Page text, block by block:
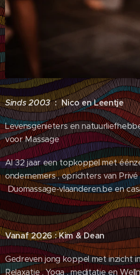
Sinds 2003: Nico en Leentje
Levensgenieters en
voor Massage
Al 32 jaar een topkoppel met
ondernemers , oprichters van Privé
Duomassage-vlaanderen.be en
Vanaf 2026 : Kim & Dean
Gedreven jong koppel met inzicht
Relaxatie , Yoga , meditatie en